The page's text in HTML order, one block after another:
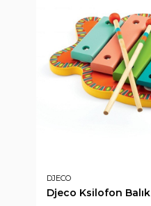
DJECO
Djeco Ksilofon Balık